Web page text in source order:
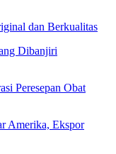
dan Berkualitas
Dibanjiri
Peresepan Obat
Amerika, Ekspor